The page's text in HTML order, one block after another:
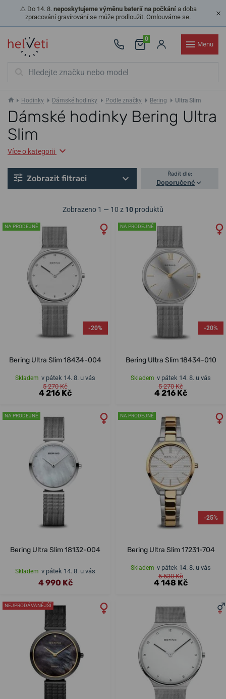
⚠️ Do 14. 8. neposkytujeme výměnu baterií na počkánía doba
zpracování gravírování se může prodloužit. Omlouváme se.
0
Menu
Hodinky Dámské hodinky Podle značky Bering Ultra Slim
Dámské hodinky Bering Ultra
Slim
Více o kategorii
Zobrazit filtraci Řadit dle:
Doporučené
Zobrazeno 1 — 10 z 10 produktů
NA PRODEJNĚ
-20%
Bering Ultra Slim 18434-004
Skladem v pátek 14. 8. u vás
5 270 Kč
4 216 Kč
NA PRODEJNĚ
-20%
Bering Ultra Slim 18434-010
Skladem v pátek 14. 8. u vás
5 270 Kč
4 216 Kč
NA PRODEJNĚ
Bering Ultra Slim 18132-004
Skladem v pátek 14. 8. u vás
4 990 Kč
NA PRODEJNĚ
-25%
Bering Ultra Slim 17231-704
Skladem v pátek 14. 8. u vás
5 530 Kč
4 148 Kč
NEJPRODÁVANĚJŠÍ